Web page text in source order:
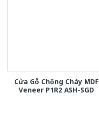
Cửa Gỗ Chống Cháy MDF
Veneer P1R2 ASH-SGD